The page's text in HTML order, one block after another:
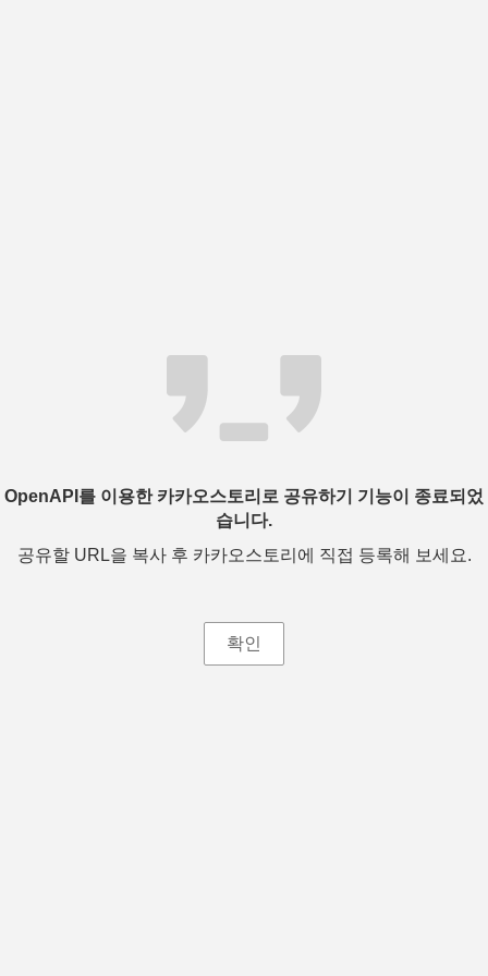
OpenAPI를 이용한 카카오스토리로 공유하기 기능이 종료되었
습니다.
공유할 URL을 복사 후 카카오스토리에 직접 등록해 보세요.
확인